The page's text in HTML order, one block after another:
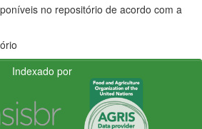
no repositório de acordo com a
Indexado por